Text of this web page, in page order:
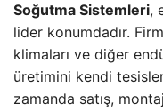
Soğutma Sistemleri,
lider konumdadır.
klimaları ve diğer
üretimini kendi
zamanda satış,